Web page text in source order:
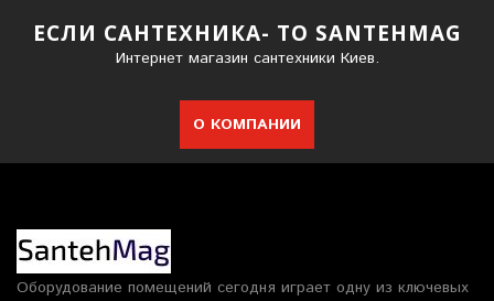
ЕСЛИ САНТЕХНИКА- ТО SANTEHMAG
Интернет магазин сантехники Киев.
О КОМПАНИИ
Оборудование помещений сегодня играет одну из ключевых